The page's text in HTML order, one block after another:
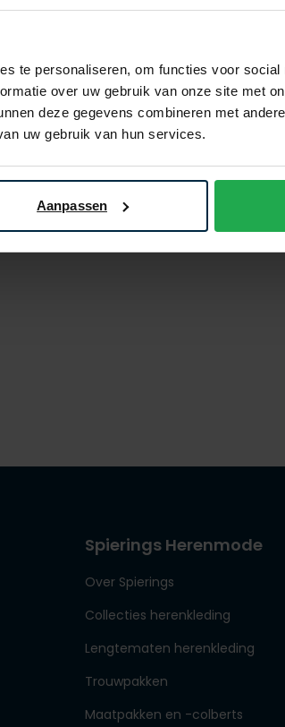
te personaliseren, om functies voor social
over uw gebruik van onze site met
deze gegevens combineren met
uw gebruik van hun services.
Aanpassen
Cavallaro
Zeradino pantalon chino
donkerblauw
Spierings Herenmode
Over Spierings
Collecties herenkleding
Lengtematen herenkleding
Trouwpakken
Maatpakken en -colberts